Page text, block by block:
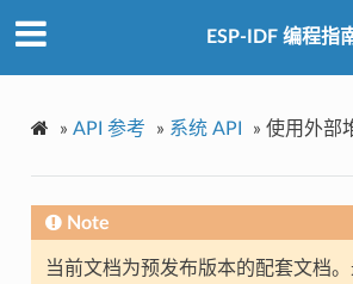
ESP-IDF 编程指
» API 参考 » 系统 API » 使用外部
Note
当前文档为预发布版本的配套文档